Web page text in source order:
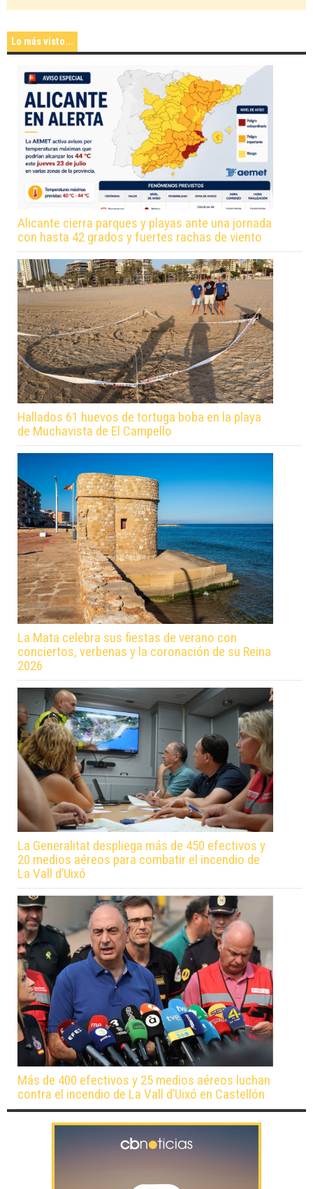
Lo más visto...
Alicante cierra parques y playas ante una jornada
con hasta 42 grados y fuertes rachas de viento
Hallados 61 huevos de tortuga boba en la playa
de Muchavista de El Campello
La Mata celebra sus fiestas de verano con
conciertos, verbenas y la coronación de su Reina
2026
La Generalitat despliega más de 450 efectivos y
20 medios aéreos para combatir el incendio de
La Vall d’Uixó
Más de 400 efectivos y 25 medios aéreos luchan
contra el incendio de La Vall d’Uixó en Castellón